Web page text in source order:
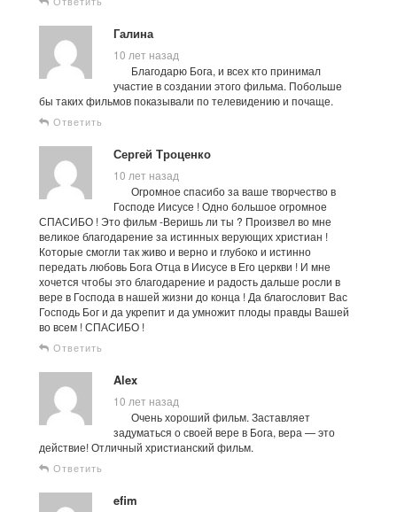
Галина
10 лет назад
Благодарю Бога, и всех кто принимал
участие в создании этого фильма. Побольше
бы таких фильмов показывали по телевидению и почаще.
Ответить
Сергей Троценко
10 лет назад
Огромное спасибо за ваше творчество в
Господе Иисусе ! Одно большое огромное
СПАСИБО ! Это фильм -Веришь ли ты ? Произвел во мне
великое благодарение за истинных верующих христиан !
Которые смогли так живо и верно и глубоко и истинно
передать любовь Бога Отца в Иисусе в Его церкви ! И мне
хочется чтобы это благодарение и радость дальше росли в
вере в Господа в нашей жизни до конца ! Да благословит Вас
Господь Бог и да укрепит и да умножит плоды правды Вашей
во всем ! СПАСИБО !
Ответить
Alex
10 лет назад
Очень хороший фильм. Заставляет
задуматься о своей вере в Бога, вера — это
действие! Отличный христианский фильм.
Ответить
efim